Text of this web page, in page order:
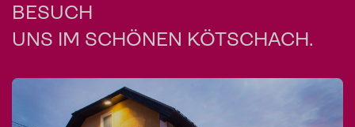
BESUCH
UNS IM SCHÖNEN KÖTSCHACH.